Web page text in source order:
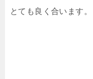
とても良く合います。